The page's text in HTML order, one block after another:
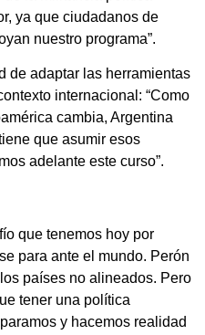
ya que ciudadanos de
nuestro programa”.
de adaptar las herramientas
internacional: “Como
cambia, Argentina
que asumir esos
adelante este curso”.
que tenemos hoy por
para ante el mundo. Perón
países no alineados. Pero
tener una política
y hacemos realidad